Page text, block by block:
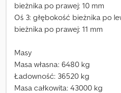
bieżnika po prawej: 10 mm
Oś 3: głębokość bieżnika po
bieżnika po prawej: 11 mm
Masy
Masa własna: 6480 kg
Ładowność: 36520 kg
Masa całkowita: 43000 kg